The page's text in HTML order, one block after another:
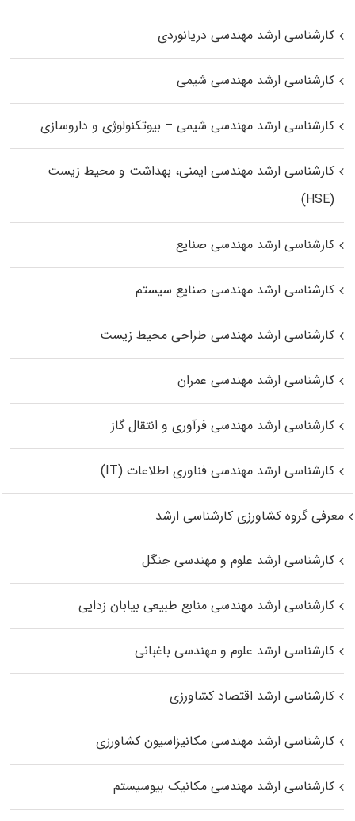
کارشناسی ارشد مهندسی دریانوردی
کارشناسی ارشد مهندسی شیمی
کارشناسی ارشد مهندسی شیمی – بیوتکنولوژی و داروسازی
کارشناسی ارشد مهندسی ایمنی، بهداشت و محیط زیست
(HSE)
کارشناسی ارشد مهندسی صنایع
کارشناسی ارشد مهندسی صنایع سیستم
کارشناسی ارشد مهندسی طراحی محیط زیست
کارشناسی ارشد مهندسی عمران
کارشناسی ارشد مهندسی فرآوری و انتقال گاز
کارشناسی ارشد مهندسی فناوری اطلاعات (IT)
معرفی گروه کشاورزی کارشناسی ارشد
کارشناسی ارشد علوم و مهندسی جنگل
کارشناسی ارشد مهندسی منابع طبیعی بیابان زدایی
کارشناسی ارشد علوم و مهندسی باغبانی
کارشناسی ارشد اقتصاد کشاورزی
کارشناسی ارشد مهندسی مکانیزاسیون کشاورزی
کارشناسی ارشد مهندسی مکانیک بیوسیستم